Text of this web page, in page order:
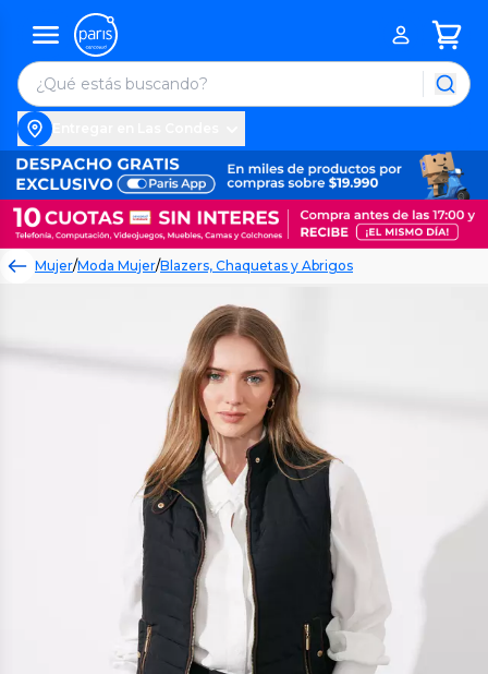
Mujer/Moda Mujer/Blazers, Chaquetas y Abrigos